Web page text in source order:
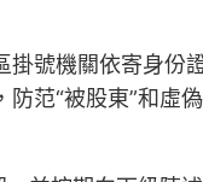
號機關依寄身份
范“被股東”和虛